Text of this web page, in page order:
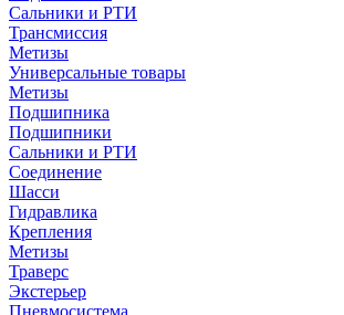
Сальники и РТИ
Трансмиссия
Метизы
Универсальные товары
Метизы
Подшипника
Подшипники
Сальники и РТИ
Соединение
Шасси
Гидравлика
Крепления
Метизы
Траверс
Экстерьер
Пневмосистема